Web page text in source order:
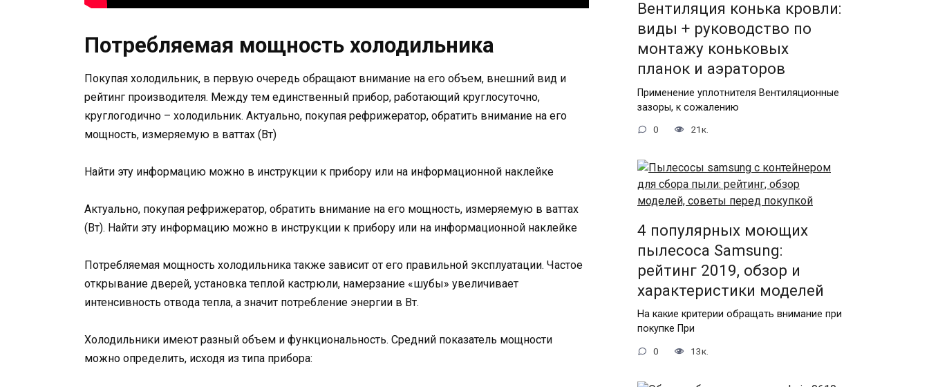
Потребляемая мощность холодильника
Покупая холодильник, в первую очередь обращают внимание на его объем, внешний вид и
рейтинг производителя. Между тем единственный прибор, работающий круглосуточно,
круглогодично – холодильник. Актуально, покупая рефрижератор, обратить внимание на его
мощность, измеряемую в ваттах (Вт)
Найти эту информацию можно в инструкции к прибору или на информационной наклейке
Актуально, покупая рефрижератор, обратить внимание на его мощность, измеряемую в ваттах
(Вт). Найти эту информацию можно в инструкции к прибору или на информационной наклейке
Потребляемая мощность холодильника также зависит от его правильной эксплуатации. Частое
открывание дверей, установка теплой кастрюли, намерзание «шубы» увеличивает
интенсивность отвода тепла, а значит потребление энергии в Вт.
Холодильники имеют разный объем и функциональность. Средний показатель мощности
можно определить, исходя из типа прибора:
Вентиляция конька кровли:
виды + руководство по
монтажу коньковых
планок и аэраторов
Применение уплотнителя Вентиляционные
зазоры, к сожалению
0 21к.
4 популярных моющих
пылесоса Samsung:
рейтинг 2019, обзор и
характеристики моделей
На какие критерии обращать внимание при
покупке При
0 13к.